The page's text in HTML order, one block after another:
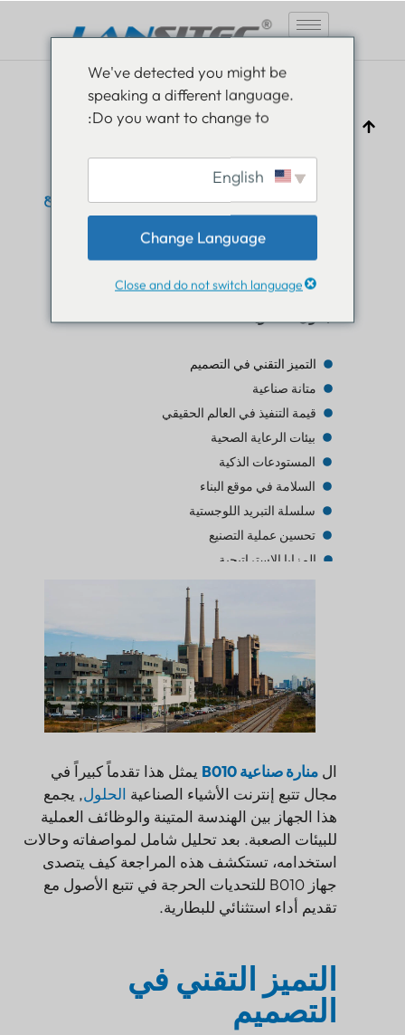
B010 Industrial Beacon: حل متقدم لتتبع
أصول إنترنت الأشياء
مايزي 6 مارس 2025 تعليم إنترنت الأشياء
التميز التقني في التصميم
متانة صناعية
قيمة التنفيذ في العالم الحقيقي
بيئات الرعاية الصحية
المستودعات الذكية
السلامة في موقع البناء
سلسلة التبريد اللوجستية
تحسين عملية التصنيع
المزايا الاستراتيجية
ال منارة صناعية B010
يمثل هذا تقدماً كبيراً في
مجال تتبع إنترنت الأشياء الصناعية الحلول, يجمع
هذا الجهاز بين الهندسة المتينة والوظائف العملية
للبيئات الصعبة. بعد تحليل شامل لمواصفاته وحالات
استخدامه، تستكشف هذه المراجعة كيف يتصدى
جهاز B010 للتحديات الحرجة في تتبع الأصول مع
تقديم أداء استثنائي للبطارية.
التميز التقني في
التصميم
We've detected you might be
speaking a different language.
Do you want to change to:
Change Language
Close and do not switch language